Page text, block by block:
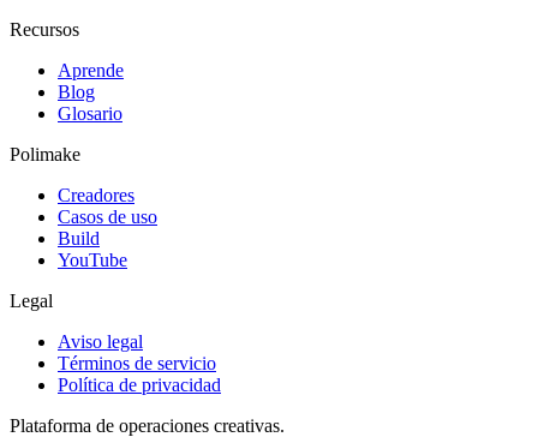
Recursos
Aprende
Blog
Glosario
Polimake
Creadores
Casos de uso
Build
YouTube
Legal
Aviso legal
Términos de servicio
Política de privacidad
Plataforma de operaciones creativas.